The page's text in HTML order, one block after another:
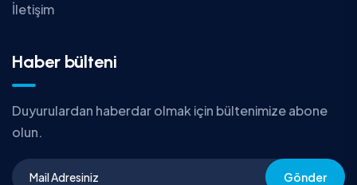
İletişim
Haber bülteni
Duyurulardan haberdar olmak için bültenimize abone
olun.
Gönder